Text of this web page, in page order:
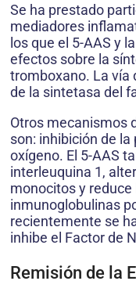
Se ha prestado
mediadores
los que el 5-AAS y
efectos sobre la
tromboxano. La vía
de la sintetasa del
Otros mecanismos
son: inhibición de
oxígeno. El 5-AAS
interleuquina 1,
monocitos y reduce
inmunoglobulinas
recientemente se
inhibe el Factor de
Remisión de la